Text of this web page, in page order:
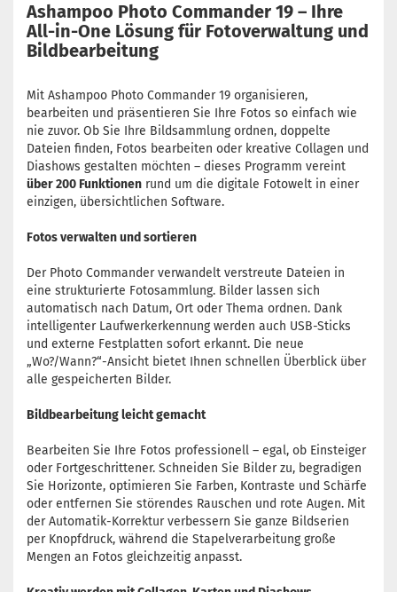
Ashampoo Photo Commander 19 – Ihre
All-in-One Lösung für Fotoverwaltung und
Bildbearbeitung
Mit Ashampoo Photo Commander 19 organisieren,
bearbeiten und präsentieren Sie Ihre Fotos so einfach wie
nie zuvor. Ob Sie Ihre Bildsammlung ordnen, doppelte
Dateien finden, Fotos bearbeiten oder kreative Collagen und
Diashows gestalten möchten – dieses Programm vereint
über 200 Funktionen rund um die digitale Fotowelt in einer
einzigen, übersichtlichen Software.
Fotos verwalten und sortieren
Der Photo Commander verwandelt verstreute Dateien in
eine strukturierte Fotosammlung. Bilder lassen sich
automatisch nach Datum, Ort oder Thema ordnen. Dank
intelligenter Laufwerkerkennung werden auch USB-Sticks
und externe Festplatten sofort erkannt. Die neue
„Wo?/Wann?“-Ansicht bietet Ihnen schnellen Überblick über
alle gespeicherten Bilder.
Bildbearbeitung leicht gemacht
Bearbeiten Sie Ihre Fotos professionell – egal, ob Einsteiger
oder Fortgeschrittener. Schneiden Sie Bilder zu, begradigen
Sie Horizonte, optimieren Sie Farben, Kontraste und Schärfe
oder entfernen Sie störendes Rauschen und rote Augen. Mit
der Automatik-Korrektur verbessern Sie ganze Bildserien
per Knopfdruck, während die Stapelverarbeitung große
Mengen an Fotos gleichzeitig anpasst.